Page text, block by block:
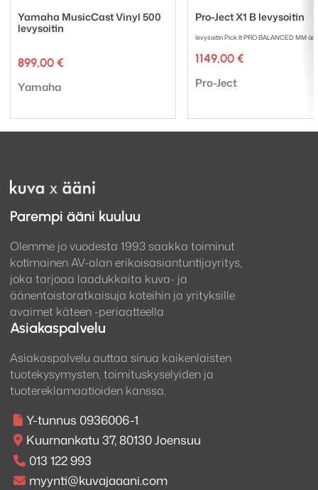
Yamaha MusicCast Vinyl 500
levysoitin
899,00 €
Tuotemerkki:
Yamaha
Pro-Ject X1 B levysoitin
levysoitin Pick It PRO BALANCED MM
1149,00 €
Tuotemerkki:
Pro-Ject
Parempi ääni kuuluu
Olemme jo vuodesta 1993 saakka toiminut
kotimainen AV-alan erikoisasiantuntijayritys,
joka tarjoaa laadukkaita kuva- ja
äänentoistoratkaisuja koteihin ja yrityksille
avaimet käteen -periaatteella
Asiakaspalvelu
Asiakaspalvelu auttaa sinua kaikenlaisten
tuotekysymysten, toimituskyselyiden ja
tuotereklamaatioiden kanssa.
Y-tunnus 0936006-1
Kuurnankatu 37, 80130 Joensuu
013 122 993
myynti@kuvajaaani.com